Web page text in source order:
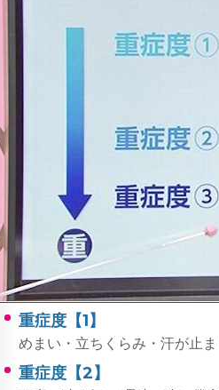
重症度【1】
めまい・立ちくらみ・汗が止
重症度【2】